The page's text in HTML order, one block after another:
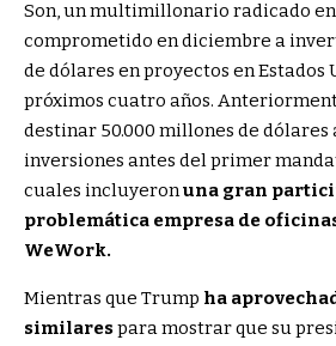
Son, un multimillonario radicado en
comprometido en diciembre a
de dólares en proyectos en Estados
próximos cuatro años.
destinar 50.000 millones de dólares
inversiones antes del primer
cuales incluyeronuna gran
problemática empresa de
WeWork.
Mientras que Trump ha
similarespara mostrar que su